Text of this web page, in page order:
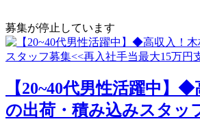
募集が停止しています
【20~40代男性活躍中】
の出荷・積み込みスタッ